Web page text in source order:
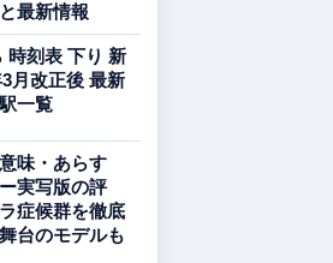
最新情報
時刻表 下り 新
月改正後 最新
一覧
味・あらす
実写版の評
症候群を徹底
台のモデルも